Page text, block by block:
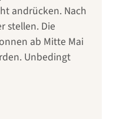
andrücken. Nach
stellen. Die
ab Mitte Mai
Unbedingt